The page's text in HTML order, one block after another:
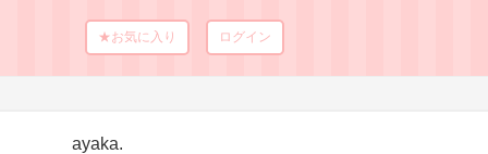
★お気に入り ログイン
ayaka.